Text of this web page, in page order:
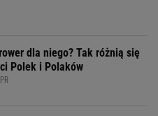
dla niego? Tak różnią się
Polek i Polaków